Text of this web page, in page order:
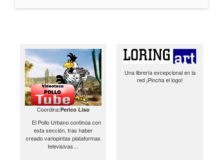
Coordina:Perico Liso
El Pollo Urbano continúa con
esta sección, tras haber
creado variopintas plataformas
televisivas…
Una librería excepcional en la
red ¡Pincha el logo!